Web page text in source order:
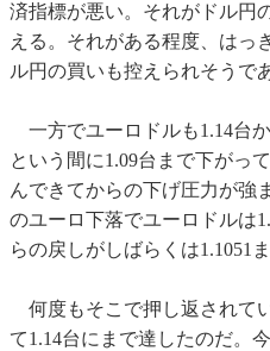
済指標が悪い。それがドル円
える。それがある程度、はっ
ル円の買いも控えられそうで
一方でユーロドルも1.14台
という間に1.09台まで下がっ
んできてからの下げ圧力が強
のユーロ下落でユーロドルは
らの戻しがしばらくは1.1051
何度もそこで押し返されて
て1.14台にまで達したのだ。